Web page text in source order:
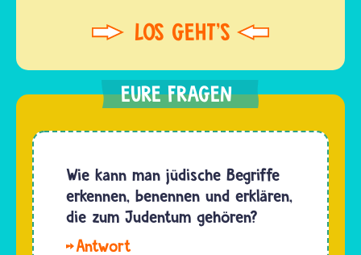
Wie kann man jüdische Begriffe
erkennen, benennen und erklären,
die zum Judentum gehören?